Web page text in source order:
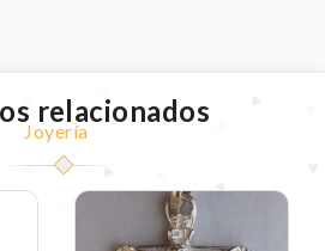
relacionados
Joyería